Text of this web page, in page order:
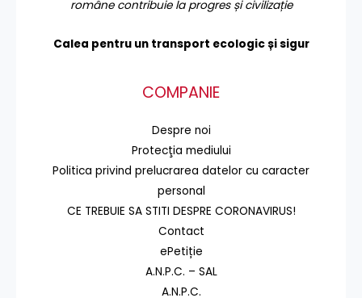
române contribuie la progres și civilizație
Calea pentru un transport ecologic și sigur
COMPANIE
Despre noi
Protecţia mediului
Politica privind prelucrarea datelor cu caracter
personal
CE TREBUIE SA STITI DESPRE CORONAVIRUS!
Contact
ePetiție
A.N.P.C. – SAL
A.N.P.C.